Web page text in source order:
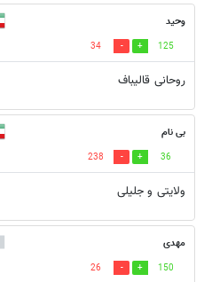
وحید
125
34
روحانی قالیباف
بی نام
36
238
ولایتی و جلیلی
مهدی
150
26